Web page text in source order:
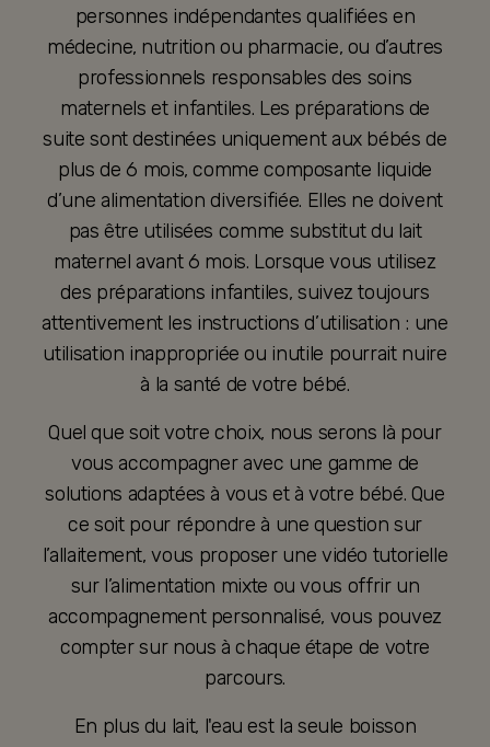
personnes indépendantes qualifiées en
médecine, nutrition ou pharmacie, ou d’autres
professionnels responsables des soins
maternels et infantiles. Les préparations de
suite sont destinées uniquement aux bébés de
plus de 6 mois, comme composante liquide
d’une alimentation diversifiée. Elles ne doivent
pas être utilisées comme substitut du lait
maternel avant 6 mois. Lorsque vous utilisez
des préparations infantiles, suivez toujours
attentivement les instructions d’utilisation : une
utilisation inappropriée ou inutile pourrait nuire
à la santé de votre bébé.
Quel que soit votre choix, nous serons là pour
vous accompagner avec une gamme de
solutions adaptées à vous et à votre bébé. Que
ce soit pour répondre à une question sur
l’allaitement, vous proposer une vidéo tutorielle
sur l’alimentation mixte ou vous offrir un
accompagnement personnalisé, vous pouvez
compter sur nous à chaque étape de votre
parcours.
En plus du lait, l'eau est la seule boisson